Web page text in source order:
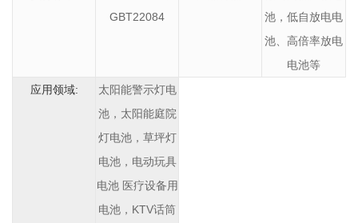
GBT22084
池，低自放电电
池、高倍率放电
电池等
应用领域:
太阳能警示灯电
池，太阳能庭院
灯电池，草坪灯
电池，电动玩具
电池 医疗设备用
电池，KTV话筒